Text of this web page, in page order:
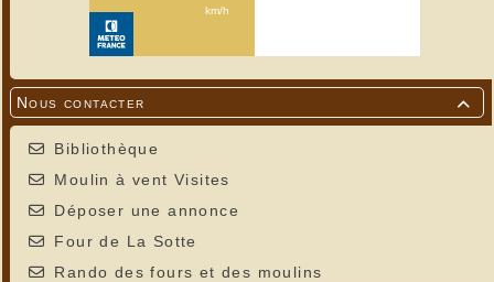

Nous contacter
Bibliothèque
Moulin à vent Visites
Déposer une annonce
Four de La Sotte
Rando des fours et des moulins